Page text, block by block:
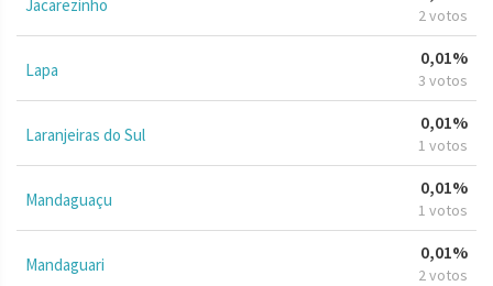
Jacarezinho 2 votos
Lapa
0,01%
3 votos
Laranjeiras do Sul
0,01%
1 votos
Mandaguaçu
0,01%
1 votos
Mandaguari
0,01%
2 votos